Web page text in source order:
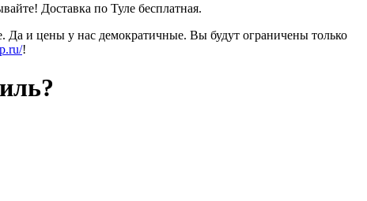
Доставка по Туле бесплатная.
Да и цены у нас демократичные. Вы будут ограничены только
!